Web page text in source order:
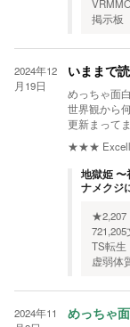
掲示板
2024年12
月19日
いままで
めっちゃ面
世界観から
更新まって
★★★
地獄姫 〜
ナメクジ
★2,207
721,205
TS転生
虚弱体
2024年11
めっちゃ